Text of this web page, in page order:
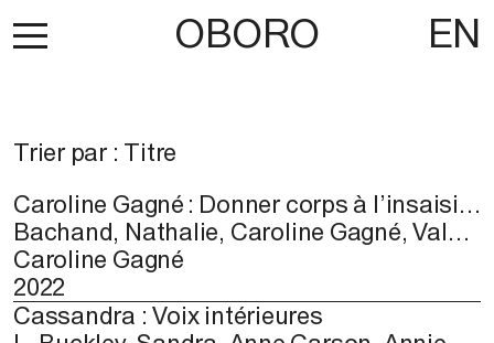
OBORO EN
Trier par : Titre
Caroline Gagné : Donner corps à l’insaisissable / Embodying the Intangible
Bachand, Nathalie, Caroline Gagné, Valérie Litalien, Viviane Paradis, Tamar Tembeck
Caroline Gagné
2022
Cassandra : Voix intérieures